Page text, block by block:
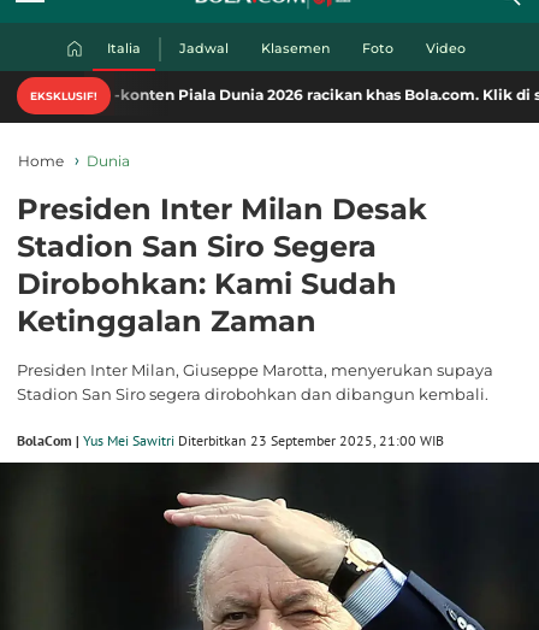
Italia Jadwal Klasemen Foto Video
EKSKLUSIF!Piala Dunia 2026 racikan khas Bola.com. Klik di sini!
Home Dunia
Presiden Inter Milan Desak
Stadion San Siro Segera
Dirobohkan: Kami Sudah
Ketinggalan Zaman
Presiden Inter Milan, Giuseppe Marotta, menyerukan supaya
Stadion San Siro segera dirobohkan dan dibangun kembali.
BolaCom | Yus Mei Sawitri Diterbitkan 23 September 2025, 21:00 WIB